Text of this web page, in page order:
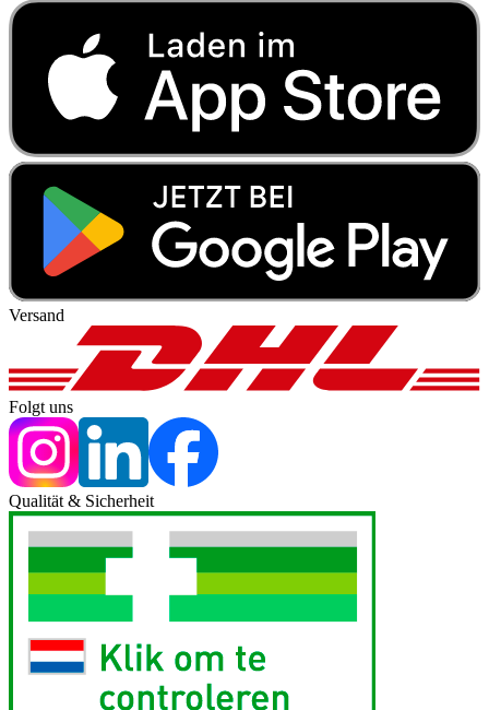
Versand
Folgt uns
Qualität & Sicherheit